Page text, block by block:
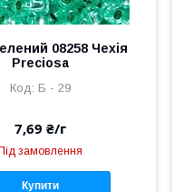
08258 Чехія
Preciosa
Б - 29
7,69 ₴/г
замовлення
Купити